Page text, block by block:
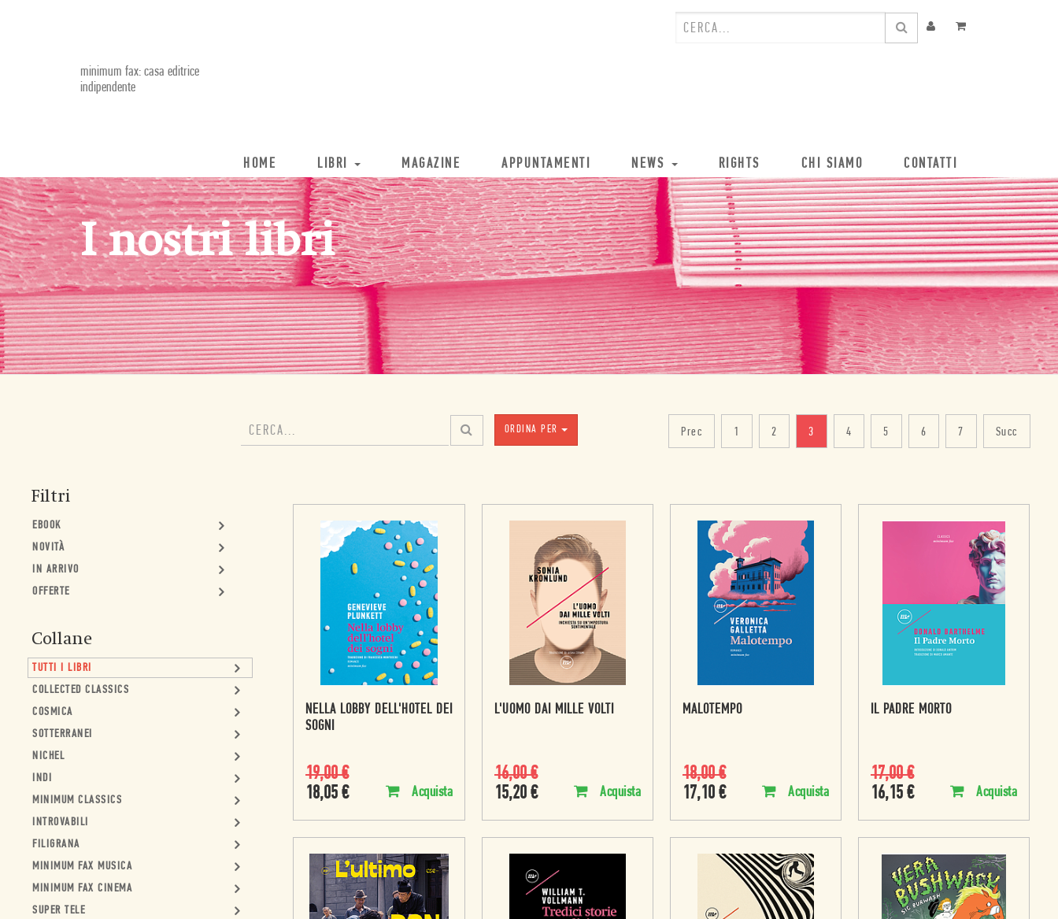
minimum fax: casa editrice
indipendente
HOME LIBRI MAGAZINE APPUNTAMENTI NEWS RIGHTS CHI SIAMO CONTATTI
I nostri libri
Prec 1 2 3 4 5 6 7 Succ
ORDINA PER
Filtri
EBOOK
NOVITÀ
IN ARRIVO
OFFERTE
Collane
TUTTI I LIBRI
COLLECTED CLASSICS
COSMICA
SOTTERRANEI
NICHEL
INDI
MINIMUM CLASSICS
INTROVABILI
FILIGRANA
MINIMUM FAX MUSICA
MINIMUM FAX CINEMA
SUPER TELE
NELLA LOBBY DELL'HOTEL DEI
SOGNI
19,00€
18,05 € Acquista
L'UOMO DAI MILLE VOLTI
16,00€
15,20 € Acquista
MALOTEMPO
18,00€
17,10 € Acquista
IL PADRE MORTO
17,00€
16,15 € Acquista